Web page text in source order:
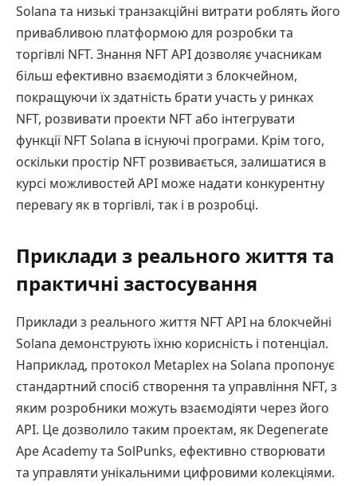
Solana та низькі транзакційні витрати роблять його
привабливою платформою для розробки та
торгівлі NFT. Знання NFT API дозволяє учасникам
більш ефективно взаємодіяти з блокчейном,
покращуючи їх здатність брати участь у ринках
NFT, розвивати проекти NFT або інтегрувати
функції NFT Solana в існуючі програми. Крім того,
оскільки простір NFT розвивається, залишатися в
курсі можливостей API може надати конкурентну
перевагу як в торгівлі, так і в розробці.
Приклади з реального життя та
практичні застосування
Приклади з реального життя NFT API на блокчейні
Solana демонструють їхню корисність і потенціал.
Наприклад, протокол Metaplex на Solana пропонує
стандартний спосіб створення та управління NFT, з
яким розробники можуть взаємодіяти через його
API. Це дозволило таким проектам, як Degenerate
Ape Academy та SolPunks, ефективно створювати
та управляти унікальними цифровими колекціями.